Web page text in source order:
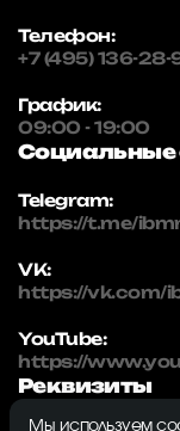
Телефон:
+7 (495) 136-28-
График:
09:00 - 19:00
Социальные
Telegram:
https://t.me/
VK:
https://vk.com/
YouTube:
https://
Реквизиты
Мы используем